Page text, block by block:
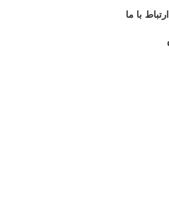
ارتباط با ما